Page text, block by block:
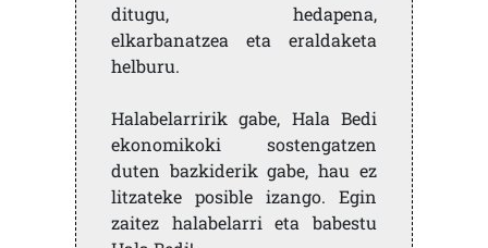
ditugu, hedapena,
elkarbanatzea eta eraldaketa
helburu.
Halabelarririk gabe, Hala Bedi
ekonomikoki sostengatzen
duten bazkiderik gabe, hau ez
litzateke posible izango. Egin
zaitez halabelarri eta babestu